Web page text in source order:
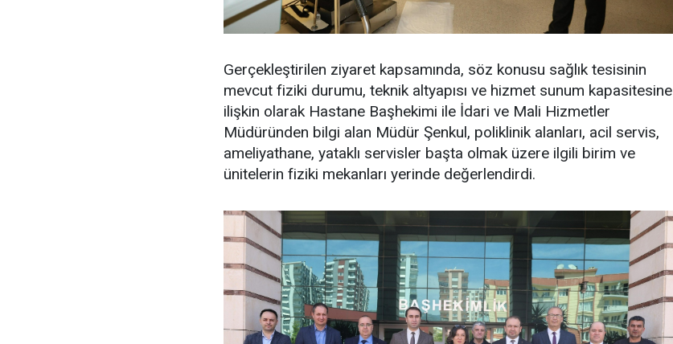
Gerçekleştirilen ziyaret kapsamında, söz konusu sağlık tesisinin
mevcut fiziki durumu, teknik altyapısı ve hizmet sunum kapasitesine
ilişkin olarak Hastane Başhekimi ile İdari ve Mali Hizmetler
Müdüründen bilgi alan Müdür Şenkul, poliklinik alanları, acil servis,
ameliyathane, yataklı servisler başta olmak üzere ilgili birim ve
ünitelerin fiziki mekanları yerinde değerlendirdi.